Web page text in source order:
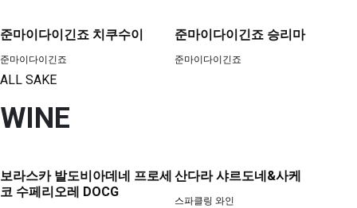
준마이다이긴죠 치쿠수이
준마이다이긴죠
준마이다이긴죠 승리마
준마이다이긴죠
ALL SAKE
WINE
보라스카 발도비아데네 프로세
코 수페리오레 DOCG
산다라 샤르도네&사케
스파클링 와인